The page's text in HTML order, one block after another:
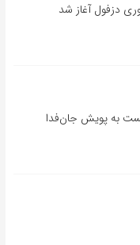
دزفول آغاز شد
به پویش جان‌فدا